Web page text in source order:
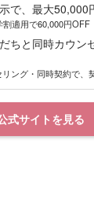
で、最大50,000
適用で60,000円OFF
ちと同時カウ
ング・同時契約で、
式サイトを見る